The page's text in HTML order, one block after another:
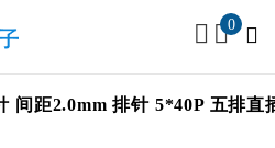
0
排针 5*40P 五排直插排针